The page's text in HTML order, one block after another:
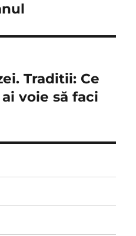
Traditii: Ce
voie să faci